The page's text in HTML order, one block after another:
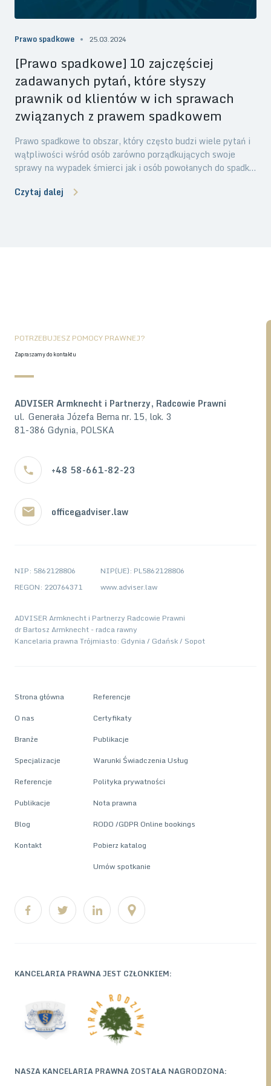
Prawo spadkowe 25.03.2024
[Prawo spadkowe] 10 zajczęściej
zadawanych pytań, które słyszy
prawnik od klientów w ich sprawach
związanych z prawem spadkowem
Prawo spadkowe to obszar, który często budzi wiele pytań i
wątpliwości wśród osób zarówno porządkujących swoje
sprawy na wypadek śmierci jak i osób powołanych do spadku
często szukają klarownych odpowiedzi i wsparcia prawnego
spadkowy sprawy spadkowe gdynia
Czytaj dalej
POTRZEBUJESZ POMOCY PRAWNEJ?
Zapraszamy do kontaktu
ADVISER Armknecht i Partnerzy, Radcowie Prawni
ul. Generała Józefa Bema nr. 15, lok. 3
81-386 Gdynia, POLSKA
+48 58-661-82-23
office@adviser.law
NIP: 5862128806
REGON: 220764371
NIP(UE): PL5862128806
www.adviser.law
ADVISER Armknecht i Partnerzy Radcowie Prawni
dr Bartosz Armknecht - radca rawny
Kancelaria prawna Trójmiasto: Gdynia / Gdańsk / Sopot
Strona główna
O nas
Branże
Specjalizacje
Referencje
Publikacje
Blog
Kontakt
Referencje
Certyfikaty
Publikacje
Warunki Świadczenia Usług
Polityka prywatności
Nota prawna
RODO /GDPR Online bookings
Pobierz katalog
Umów spotkanie
KANCELARIA PRAWNA JEST CZŁONKIEM:
NASZA KANCELARIA PRAWNA ZOSTAŁA NAGRODZONA: